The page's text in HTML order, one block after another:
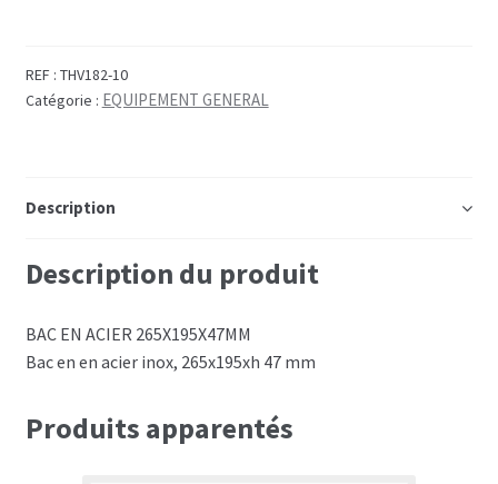
REF : THV182-10
Catégorie : EQUIPEMENT GENERAL
Description
Description du produit
BAC EN ACIER 265X195X47MM
Bac en en acier inox, 265x195xh 47 mm
Produits apparentés